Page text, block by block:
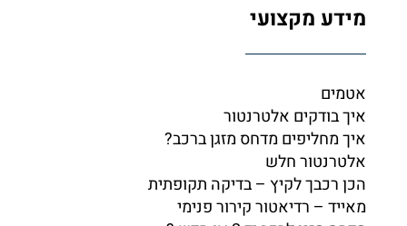
מידע מקצועי
אטמים
איך בודקים אלטרנטור
איך מחליפים מדחס מזגן ברכב?
אלטרנטור חלש
הכן רכבך לקיץ – בדיקה תקופתית
מאייד – רדיאטור קירור פנימי